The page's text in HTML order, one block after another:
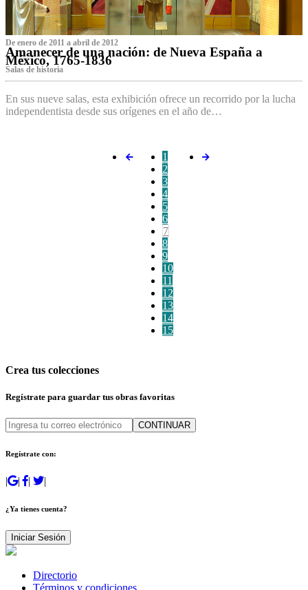
De enero de 2011 a abril de 2012
Amanecer de una nación: de Nueva España a
México, 1765-1836
Salas de historia
En sus nueve salas, esta exhibición ofrece un recorrido por la lucha
independentista desde sus orígenes en el año de…
1
2
3
4
5
6
7
8
9
10
11
12
13
14
15
Crea tus colecciones
Regístrate para guardar tus obras favoritas
CONTINUAR
Regístrate con:
| | | |
¿Ya tienes cuenta?
Iniciar Sesión
Directorio
Términos y condiciones